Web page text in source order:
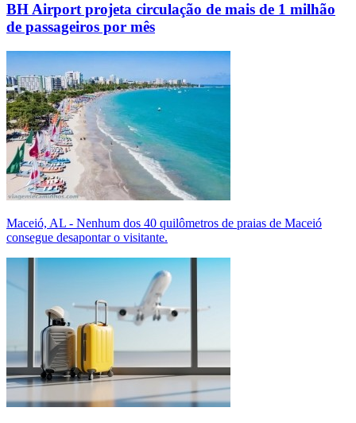
BH Airport projeta circulação de mais de 1 milhão
de passageiros por mês
Maceió, AL - Nenhum dos 40 quilômetros de praias de Maceió
consegue desapontar o visitante.